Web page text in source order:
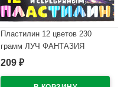
Пластилин 12 цветов 230
грамм ЛУЧ ФАНТАЗИЯ
классический + золотой +
коробка арт.35С 2310-08
209 ₽